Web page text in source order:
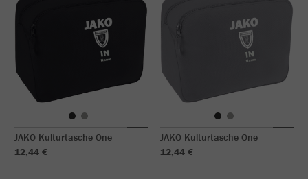
JAKO Kulturtasche One
12,44 €
JAKO Kulturtasche One
12,44 €